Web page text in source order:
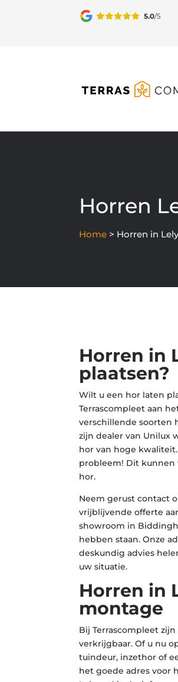
Horren
Home > Horren in
Horren in
plaatsen?
Wilt u een hor laten
Terrascompleet aan
verschillende soorten
zijn dealer van Unilux
hor van hoge
probleem! Dit kunnen
hor.
Neem gerust contact
vrijblijvende offerte
showroom in
hebben staan. Onze
deskundig advies
uw situatie.
Horren in
montage
Bij Terrascompleet
verkrijgbaar. Of u nu
tuindeur, inzethor of
het goede adres voor